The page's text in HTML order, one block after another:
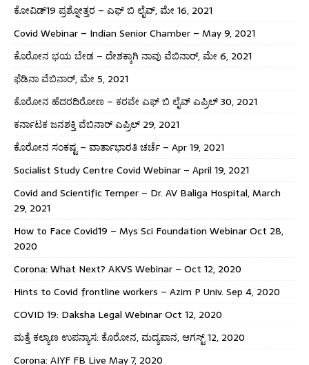
ಕೋವಿಡ್19 ಪ್ರಶ್ನೋತ್ತರ – ಎಫ್ ಬಿ ಲೈವ್, ಮೇ 16, 2021
Covid Webinar – Indian Senior Chamber – May 9, 2021
ಕೊರೋನ ಭಯ ಬೇಡ – ದೇಶಕ್ಕಾಗಿ ನಾವು ವೆಬಿನಾರ್, ಮೇ 6, 2021
ಫೆಡಿನಾ ವೆಬಿನಾರ್, ಮೇ 5, 2021
ಕೊರೋನ ಹೆದರದಿರೋಣ – ಕರವೇ ಎಫ್ ಬಿ ಲೈವ್ ಎಪ್ರಿಲ್ 30, 2021
ಕರ್ನಾಟಕ ಜನಶಕ್ತಿ ವೆಬಿನಾರ್ ಎಪ್ರಿಲ್ 29, 2021
ಕೊರೋನ ಸಂಕಷ್ಟ – ವಾರ್ತಾಭಾರತಿ ಚರ್ಚೆ – Apr 19, 2021
Socialist Study Centre Covid Webinar – April 19, 2021
Covid and Scientific Temper – Dr. AV Baliga Hospital, March
29, 2021
How to Face Covid19 – Mys Sci Foundation Webinar Oct 28,
2020
Corona: What Next? AKVS Webinar – Oct 12, 2020
Hints to Covid frontline workers – Azim P Univ. Sep 4, 2020
COVID 19: Daksha Legal Webinar Oct 12, 2020
ಮತ್ತೆ ಕಲ್ಯಾಣ ಉಪನ್ಯಾಸ: ಕೊರೋನ, ಮದ್ಯಪಾನ, ಆಗಸ್ಟ್ 12, 2020
Corona: AIYF FB Live May 7, 2020